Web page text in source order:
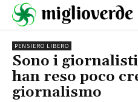
PENSIERO LIBERO
Sono i
han reso poco
giornalismo